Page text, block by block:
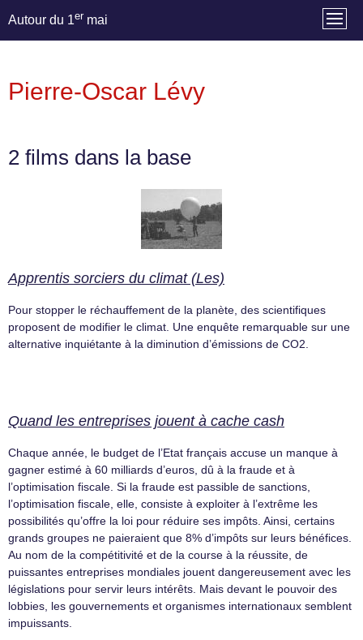
Autour du 1er mai
Pierre-Oscar Lévy
2 films dans la base
Apprentis sorciers du climat (Les)
Pour stopper le réchauffement de la planète, des scientifiques
proposent de modifier le climat. Une enquête remarquable sur une
alternative inquiétante à la diminution d’émissions de CO2.
Quand les entreprises jouent à cache cash
Chaque année, le budget de l’Etat français accuse un manque à
gagner estimé à 60 milliards d’euros, dû à la fraude et à
l’optimisation fiscale. Si la fraude est passible de sanctions,
l’optimisation fiscale, elle, consiste à exploiter à l’extrême les
possibilités qu’offre la loi pour réduire ses impôts. Ainsi, certains
grands groupes ne paieraient que 8% d’impôts sur leurs bénéfices.
Au nom de la compétitivité et de la course à la réussite, de
puissantes entreprises mondiales jouent dangereusement avec les
législations pour servir leurs intérêts. Mais devant le pouvoir des
lobbies, les gouvernements et organismes internationaux semblent
impuissants.